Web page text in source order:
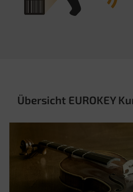
Übersicht EUROKEY